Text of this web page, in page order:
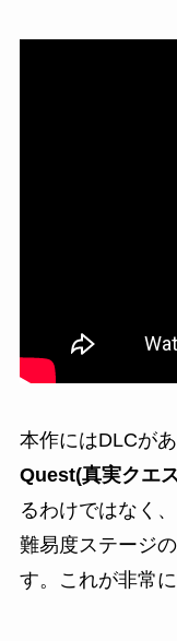
本作にはDLCが
Quest(真実クエス
るわけではなく
難易度ステージ
す。これが非常